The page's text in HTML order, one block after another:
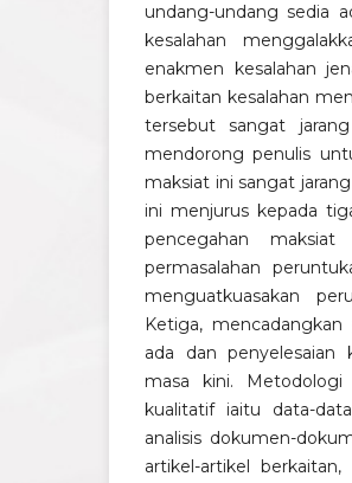
undang-undang sedia
kesalahan
enakmen kesalahan
berkaitan kesalahan
tersebut sangat
mendorong penulis
maksiat ini sangat
ini menjurus kepada
pencegahan
permasalahan
menguatkuasakan
Ketiga,
ada dan penyelesaian
masa kini.
kualitatif iaitu data-
analisis dokumen-
artikel-artikel